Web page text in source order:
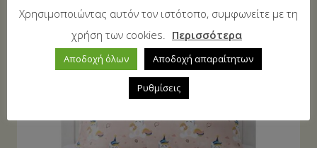
ΠΡΟΣΦΟΡΆ!
Χρησιμοποιώντας αυτόν τον ιστότοπο, συμφωνείτε με τη
χρήση των cookies.
Περισσότερα
Αποδοχή όλων Αποδοχή απαραίτητων
Ρυθμίσεις